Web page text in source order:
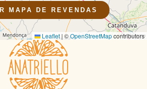
Leaflet | ©OpenStreetMapcontributors
MAPA DE REVENDAS